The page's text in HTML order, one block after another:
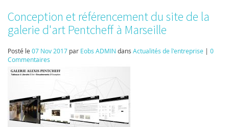
Conception et référencement du site de la
galerie d'art Pentcheff à Marseille
Posté le 07 Nov 2017 par Eobs ADMIN dans Actualités de l'entreprise | 0
Commentaires